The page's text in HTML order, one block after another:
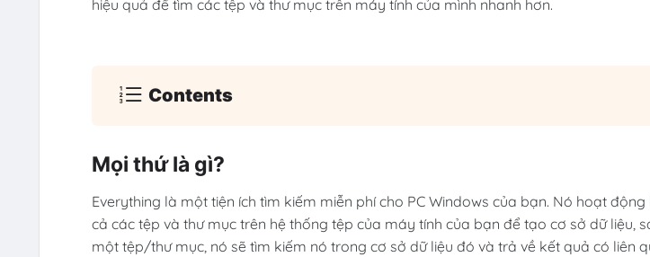
hiệu quả để tìm các tệp và thư mục trên máy tính của mình nhanh hơn.
Contents
Mọi thứ là gì?
Everything là một tiện ích tìm kiếm miễn phí cho PC Windows của bạn. Nó hoạt
cả các tệp và thư mục trên hệ thống tệp của máy tính của bạn để tạo cơ sở dữ liệu,
một tệp/thư mục, nó sẽ tìm kiếm nó trong cơ sở dữ liệu đó và trả về kết quả có liên